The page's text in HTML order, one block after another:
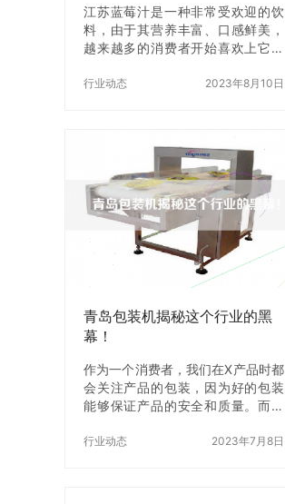
江苏蓝莓汁是一种非常受欢迎的饮
料，由于其营养丰富、口感鲜美，
越来越多的消费者开始喜欢上它。
适合的包装机型号，来满足市场需
法和操作步骤。 一、江苏蓝莓汁给
袋式包装机的种类 江苏蓝莓汁给袋
式包装机主要分为以下几种： 1. 自
动给袋式包装机：适用于大规模生
产，能够自动完成给袋、充填、封
口等一系列操作。 2. 半自动给袋式
包装机：适用于小规模生产，需要
手动完成给袋、充填、封口等操
行业动态 2023年8月10日
青岛包装机揭秘这个行业的黑
幕！
作为一个消费者，我们在X产品时都
会关注产品的包装，因为好的包装
能够保证产品的安全和质量。而包
重要性不言而喻。青岛作为一个重
行业动态 2023年7月8日